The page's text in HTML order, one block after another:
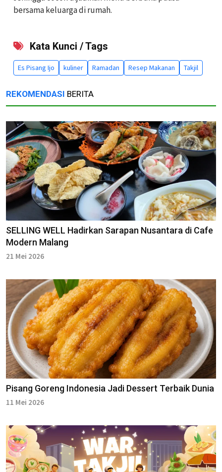
bersama keluarga di rumah.
Kata Kunci / Tags
Es Pisang Ijo kuliner Ramadan Resep Makanan Takjil
REKOMENDASI BERITA
SELLING WELL Hadirkan Sarapan Nusantara di Cafe
Modern Malang
21 Mei 2026
Pisang Goreng Indonesia Jadi Dessert Terbaik Dunia
11 Mei 2026